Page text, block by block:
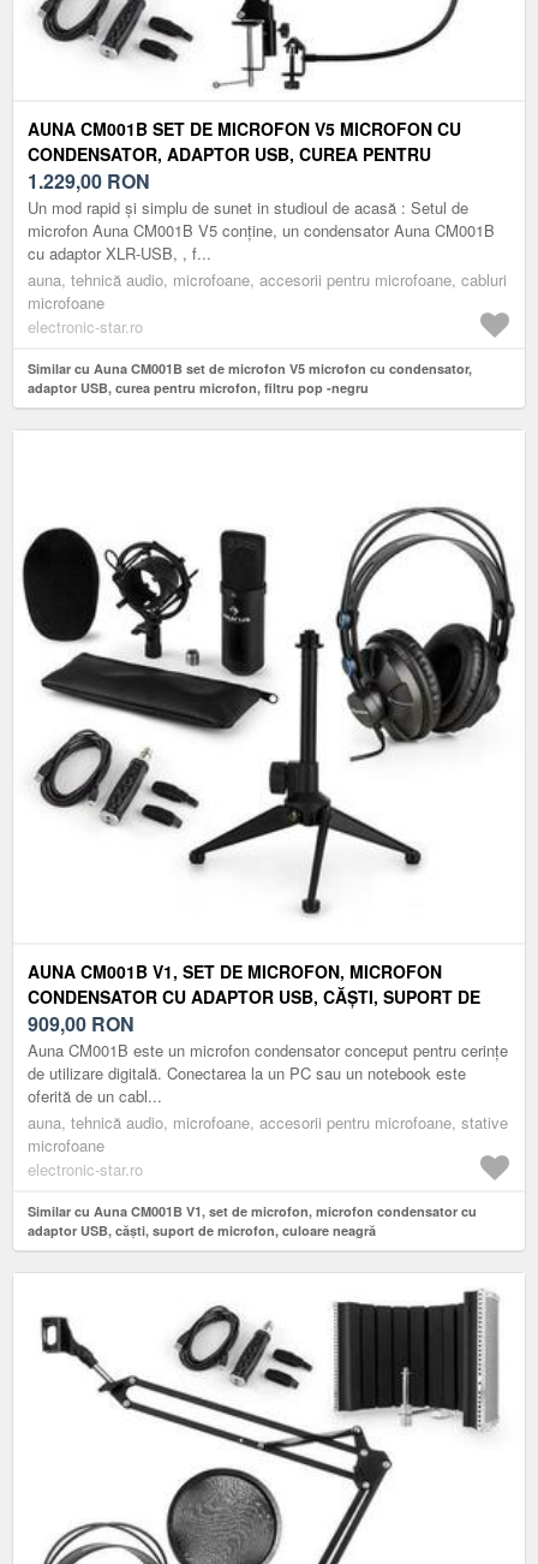
AUNA CM001B SET DE MICROFON V5 MICROFON CU
CONDENSATOR, ADAPTOR USB, CUREA PENTRU
MICROFON, FILTRU POP -NEGRU
1.229,00 RON
Un mod rapid și simplu de sunet in studioul de acasă : Setul de
microfon Auna CM001B V5 conține, un condensator Auna CM001B
cu adaptor XLR-USB, , f...
auna, tehnică audio, microfoane, accesorii pentru microfoane, cabluri
microfoane
electronic-star.ro
Similar cu Auna CM001B set de microfon V5 microfon cu condensator,
adaptor USB, curea pentru microfon, filtru pop -negru
AUNA CM001B V1, SET DE MICROFON, MICROFON
CONDENSATOR CU ADAPTOR USB, CĂȘTI, SUPORT DE
MICROFON, CULOARE NEAGRĂ
909,00 RON
Auna CM001B este un microfon condensator conceput pentru cerințe
de utilizare digitală. Conectarea la un PC sau un notebook este
oferită de un cabl...
auna, tehnică audio, microfoane, accesorii pentru microfoane, stative
microfoane
electronic-star.ro
Similar cu Auna CM001B V1, set de microfon, microfon condensator cu
adaptor USB, căști, suport de microfon, culoare neagră